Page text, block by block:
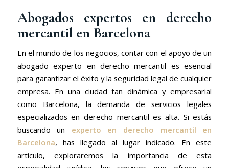
Abogados expertos en derecho
mercantil en Barcelona
En el mundo de los negocios, contar con el apoyo de un
abogado experto en derecho mercantil es esencial
para garantizar el éxito y la seguridad legal de cualquier
empresa. En una ciudad tan dinámica y empresarial
como Barcelona, la demanda de servicios legales
especializados en derecho mercantil es alta. Si estás
buscando un experto en derecho mercantil en
Barcelona, has llegado al lugar indicado. En este
artículo, exploraremos la importancia de esta